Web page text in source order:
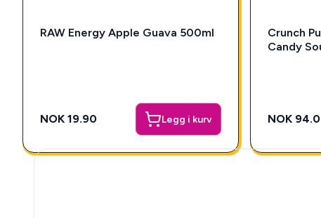
RAW Energy Apple Guava 500ml
NOK 19.90 Legg i kurv
Crunch
Candy
NOK